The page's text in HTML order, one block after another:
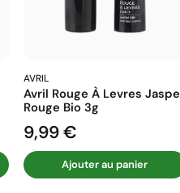
AVRIL
Avril Rouge À Levres Jaspe
Rouge Bio 3g
Prix
9,99 €
Ajouter au panier